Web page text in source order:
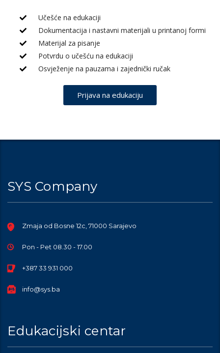
Učešće na edukaciji
Dokumentacija i nastavni materijali u printanoj formi
Materijal za pisanje
Potvrdu o učešću na edukaciji
Osvježenje na pauzama i zajednički ručak
Prijava na edukaciju
SYS Company
Zmaja od Bosne 12c, 71000 Sarajevo
Pon - Pet 08.30 - 17.00
+387 33 931 000
info@sys.ba
Edukacijski centar